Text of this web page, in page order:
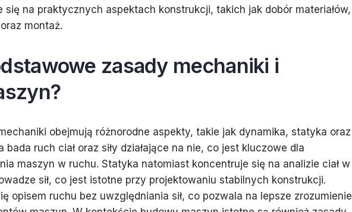
się na praktycznych aspektach konstrukcji, takich jak dobór materiałów,
montaż.
zasady mechaniki i
obejmują różnorodne aspekty, takie jak dynamika, statyka oraz
bada ruch ciał oraz siły działające na nie, co jest kluczowe dla
maszyn w ruchu. Statyka natomiast koncentruje się na analizie ciał w
sił, co jest istotne przy projektowaniu stabilnych konstrukcji.
opisem ruchu bez uwzględniania sił, co pozwala na lepsze zrozumienie